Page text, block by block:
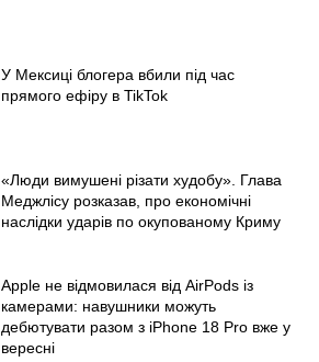
У Мексиці блогера вбили під час
прямого ефіру в TikTok
«Люди вимушені різати худобу». Глава
Меджлісу розказав, про економічні
наслідки ударів по окупованому Криму
Apple не відмовилася від AirPods із
камерами: навушники можуть
дебютувати разом з iPhone 18 Pro вже у
вересні